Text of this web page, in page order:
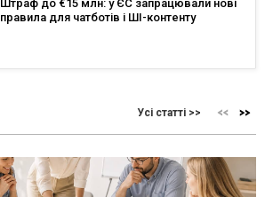
Штраф до €15 млн: у ЄС запрацювали нові
правила для чатботів і ШІ-контенту
Усі статті >>